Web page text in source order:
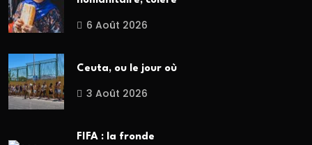
6 Août 2026
Ceuta, ou le jour où
3 Août 2026
FIFA : la fronde